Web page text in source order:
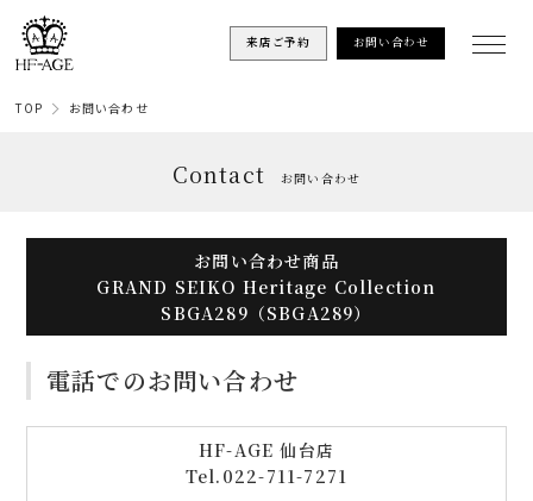
来店ご予約 お問い合わせ
TOP お問い合わせ
Contact お問い合わせ
お問い合わせ商品
GRAND SEIKO Heritage Collection
SBGA289（SBGA289）
電話でのお問い合わせ
HF-AGE 仙台店
Tel. 022-711-7271